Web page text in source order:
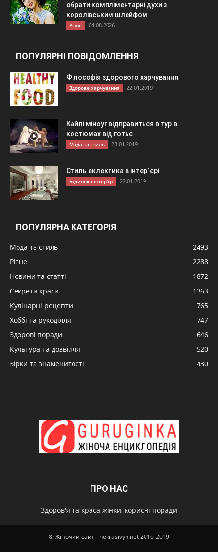
обрати компліментарні духи з
королівським шлейфом
Різне 04.08.2026
ПОПУЛЯРНІ ПОВІДОМЛЕННЯ
Філософія здорового харчування
Здорове харчування 22.01.2019
Кайлі міноуг відправиться в тур в
костюмах від готьє
Мода та стиль 23.01.2019
Стиль еклектика в інтер`єрі
Будинок і інтер'єр 22.01.2019
ПОПУЛЯРНА КАТЕГОРІЯ
Мода та стиль
2493
Різне
2288
Новини та статті
1872
Секрети краси
1363
Кулінарні рецепти
765
Хоббі та рукоділля
747
Здорові поради
646
Культура та дозвілля
520
Зірки та знаменитості
430
ПРО НАС
Здоров'я та краса жінки, корисні поради
© Жіночий сайт - nekrasivyh.net 2016-2019